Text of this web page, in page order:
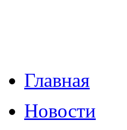
Главная
Новости